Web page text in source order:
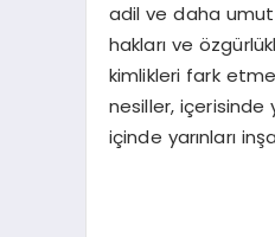
adil ve daha umut
hakları ve
kimlikleri fark
nesiller, içerisinde
içinde yarınları